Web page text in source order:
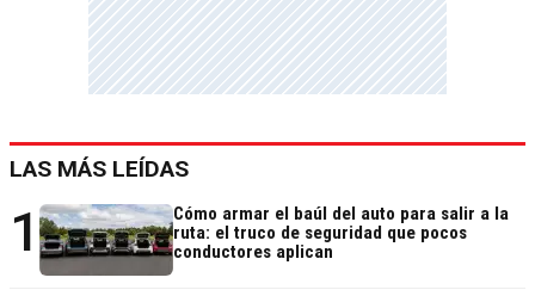
LAS MÁS LEÍDAS
1
Cómo armar el baúl del auto para salir a la
ruta: el truco de seguridad que pocos
conductores aplican